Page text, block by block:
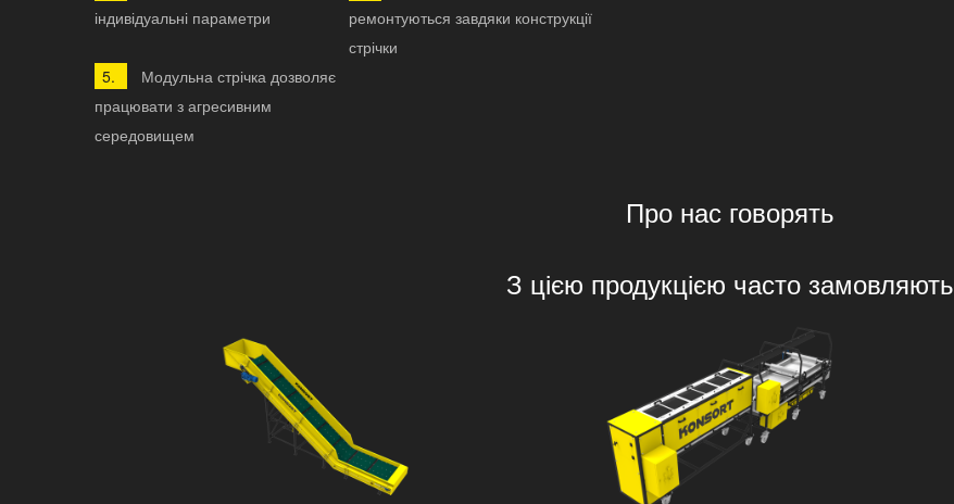
індивідуальні параметри
ремонтуються завдяки конструкції
стрічки
Модульна стрічка дозволяє
працювати з агресивним
середовищем
Про нас говорять
З цією продукцією часто замовляють